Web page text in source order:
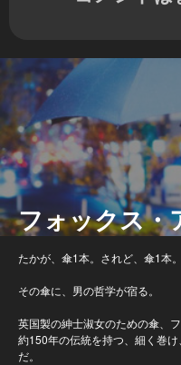
フォックス・
たかが、傘1本。されど、傘1本。
その傘に、男の哲学が宿る。
英国製の紳士淑女のための傘、
約150年の伝統を持つ、細く巻
だ。